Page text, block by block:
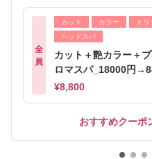
全
員
カット カラー
ト
ヘッドスパ
カット＋艶カラー＋
ロマスパ_18000円
¥8,800
おすすめクーポ